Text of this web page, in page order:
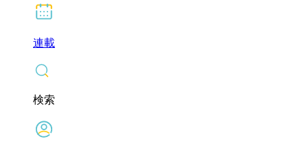
連載
検索